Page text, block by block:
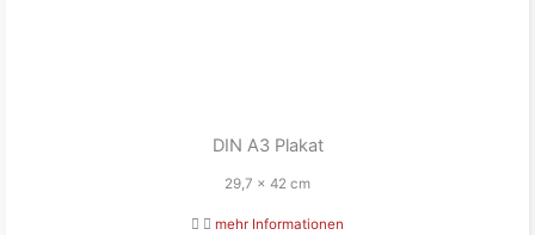
DIN A3 Plakat
29,7 x 42 cm
mehr Informationen